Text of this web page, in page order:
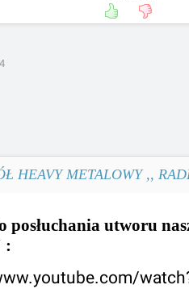
HEAVY METALOWY ,,
posłuchania utworu
: